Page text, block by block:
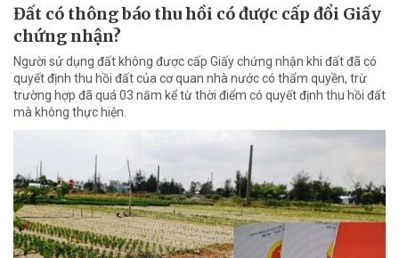
Đất có thông báo thu hồi có được cấp đổi Giấy
chứng nhận?
Người sử dụng đất không được cấp Giấy chứng nhận khi đất đã có
quyết định thu hồi đất của cơ quan nhà nước có thẩm quyền, trừ
trường hợp đã quá 03 năm kể từ thời điểm có quyết định thu hồi đất
mà không thực hiện.